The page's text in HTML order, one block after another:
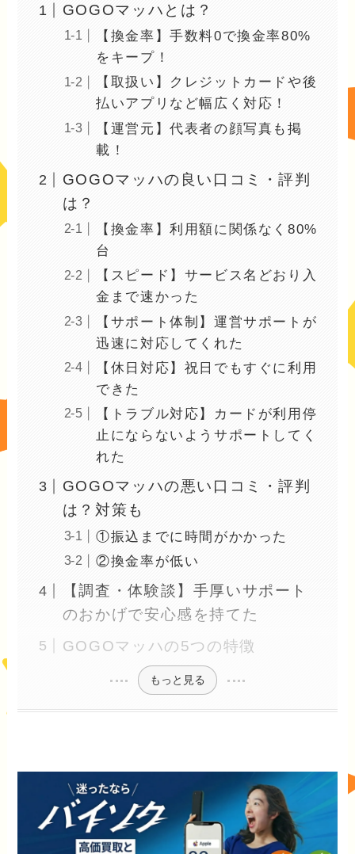
GOGOマッハとは？
【換金率】手数料0で換金率80%
をキープ！
【取扱い】クレジットカードや後
払いアプリなど幅広く対応！
【運営元】代表者の顔写真も掲
載！
GOGOマッハの良い口コミ・評判
は？
【換金率】利用額に関係なく80%
台
【スピード】サービス名どおり入
金まで速かった
【サポート体制】運営サポートが
迅速に対応してくれた
【休日対応】祝日でもすぐに利用
できた
【トラブル対応】カードが利用停
止にならないようサポートしてく
れた
GOGOマッハの悪い口コミ・評判
は？対策も
①振込までに時間がかかった
②換金率が低い
【調査・体験談】手厚いサポート
のおかげで安心感を持てた
GOGOマッハの5つの特徴
もっと見る